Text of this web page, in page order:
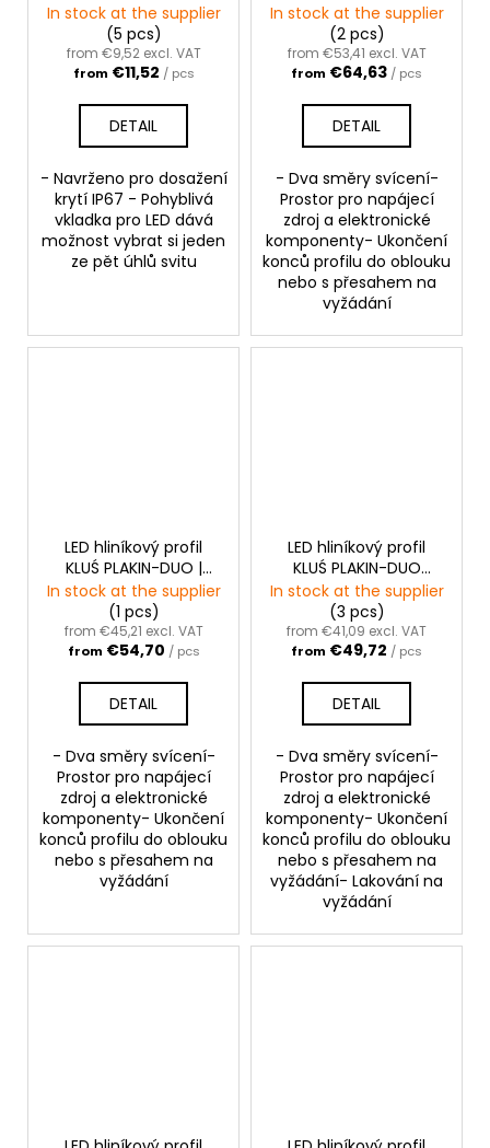
anoda
In stock at the supplier
(5 pcs)
from €9,52 excl. VAT
from €11,52 / pcs
DETAIL
- Navrženo pro dosažení
krytí IP67 - Pohyblivá
vkladka pro LED dává
možnost vybrat si jeden
ze pět úhlů svitu
černá anoda
In stock at the supplier
(2 pcs)
from €53,41 excl. VAT
from €64,63 / pcs
DETAIL
- Dva směry svícení-
Prostor pro napájecí
zdroj a elektronické
komponenty- Ukončení
konců profilu do oblouku
nebo s přesahem na
vyžádání
LED hliníkový profil
KLUŚ PLAKIN-DUO |
černá anoda
In stock at the supplier
(1 pcs)
from €45,21 excl. VAT
from €54,70 / pcs
DETAIL
- Dva směry svícení-
Prostor pro napájecí
zdroj a elektronické
komponenty- Ukončení
konců profilu do oblouku
nebo s přesahem na
vyžádání
LED hliníkový profil
KLUŚ PLAKIN-DUO
|stříbrná anoda
In stock at the supplier
(3 pcs)
from €41,09 excl. VAT
from €49,72 / pcs
DETAIL
- Dva směry svícení-
Prostor pro napájecí
zdroj a elektronické
komponenty- Ukončení
konců profilu do oblouku
nebo s přesahem na
vyžádání- Lakování na
vyžádání